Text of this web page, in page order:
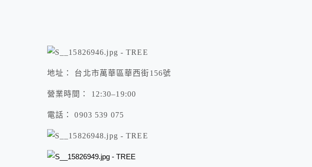
地址： 台北市萬華區華西街156號
營業時間： 12:30–19:00
電話： 0903 539 075